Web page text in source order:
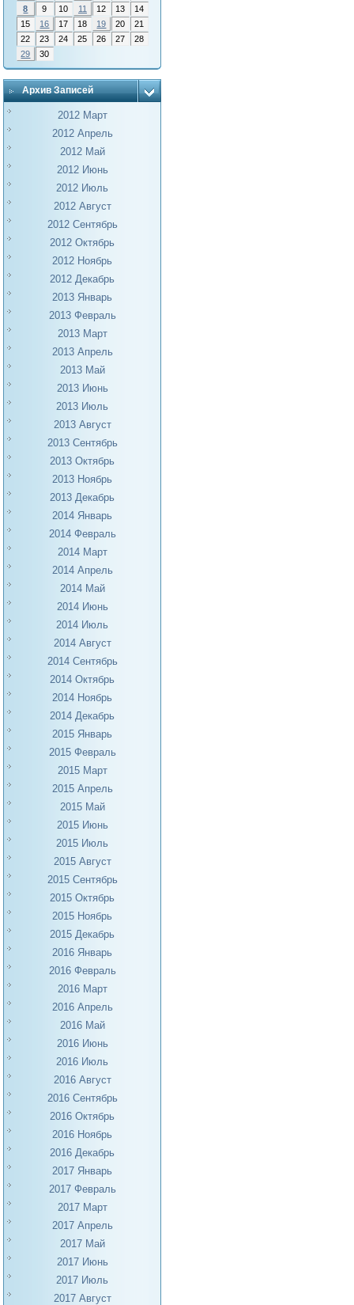
8
9 10 11 12 13
14
15
16 17 18 19 20
21
22
23 24 25 26 27
28
29
30
Архив Записей
2012 Март
2012 Апрель
2012 Май
2012 Июнь
2012 Июль
2012 Август
2012 Сентябрь
2012 Октябрь
2012 Ноябрь
2012 Декабрь
2013 Январь
2013 Февраль
2013 Март
2013 Апрель
2013 Май
2013 Июнь
2013 Июль
2013 Август
2013 Сентябрь
2013 Октябрь
2013 Ноябрь
2013 Декабрь
2014 Январь
2014 Февраль
2014 Март
2014 Апрель
2014 Май
2014 Июнь
2014 Июль
2014 Август
2014 Сентябрь
2014 Октябрь
2014 Ноябрь
2014 Декабрь
2015 Январь
2015 Февраль
2015 Март
2015 Апрель
2015 Май
2015 Июнь
2015 Июль
2015 Август
2015 Сентябрь
2015 Октябрь
2015 Ноябрь
2015 Декабрь
2016 Январь
2016 Февраль
2016 Март
2016 Апрель
2016 Май
2016 Июнь
2016 Июль
2016 Август
2016 Сентябрь
2016 Октябрь
2016 Ноябрь
2016 Декабрь
2017 Январь
2017 Февраль
2017 Март
2017 Апрель
2017 Май
2017 Июнь
2017 Июль
2017 Август